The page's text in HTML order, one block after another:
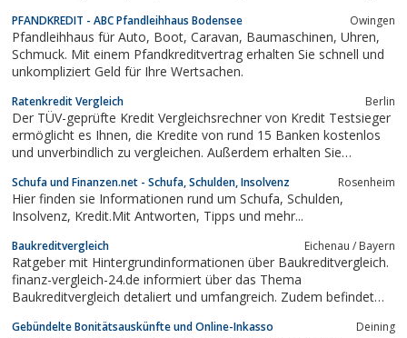
PFANDKREDIT - ABC Pfandleihhaus Bodensee Owingen
Pfandleihhaus für Auto, Boot, Caravan, Baumaschinen, Uhren,
Schmuck. Mit einem Pfandkreditvertrag erhalten Sie schnell und
unkompliziert Geld für Ihre Wertsachen.
Ratenkredit Vergleich Berlin
Der TÜV-geprüfte Kredit Vergleichsrechner von Kredit Testsieger
ermöglicht es Ihnen, die Kredite von rund 15 Banken kostenlos
und unverbindlich zu vergleichen. Außerdem erhalten Sie
Service-Telefon.
Schufa und Finanzen.net - Schufa, Schulden, Insolvenz Rosenheim
Hier finden sie Informationen rund um Schufa, Schulden,
Insolvenz, Kredit.Mit Antworten, Tipps und mehr...
Baukreditvergleich Eichenau / Bayern
Ratgeber mit Hintergrundinformationen über Baukreditvergleich.
finanz-vergleich-24.de informiert über das Thema
Baukreditvergleich detaliert und umfangreich. Zudem befindet
Verbraucher besitzen muss auf der Homepage. Ein Update der
Gebündelte Bonitätsauskünfte und Online-Inkasso Deining